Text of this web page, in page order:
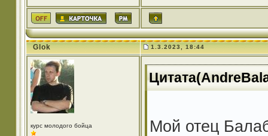
Glok 1.3.2023, 18:44
курс молодого бойца Мой отец